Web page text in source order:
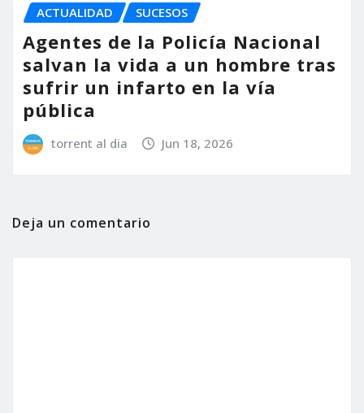
ACTUALIDAD SUCESOS
Agentes de la Policía Nacional
salvan la vida a un hombre tras
sufrir un infarto en la vía
pública
torrent al dia Jun 18, 2026
Deja un comentario